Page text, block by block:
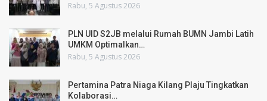
Rabu, 5 Agustus 2026
PLN UID S2JB melalui Rumah BUMN Jambi Latih
UMKM Optimalkan…
Rabu, 5 Agustus 2026
Pertamina Patra Niaga Kilang Plaju Tingkatkan
Kolaborasi…